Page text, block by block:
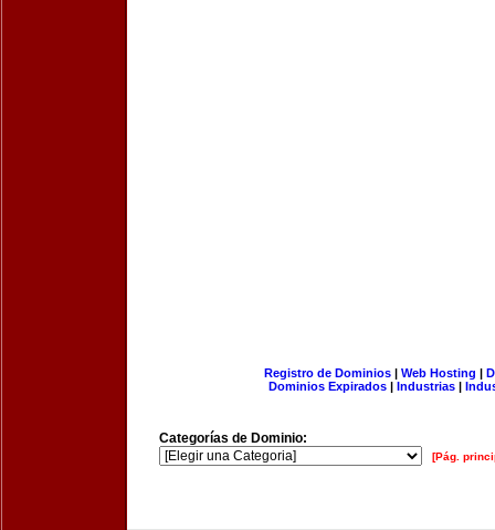
Registro de Dominios| Web Hosting |
Dominios Expirados | Industrias |
Categorías de Dominio:
[Pág.